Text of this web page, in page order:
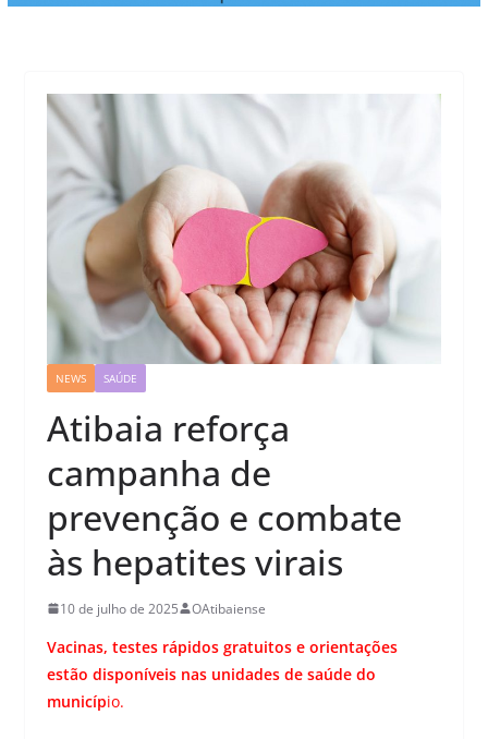
NEWS SAÚDE
Atibaia reforça
campanha de
prevenção e combate
às hepatites virais
10 de julho de 2025 OAtibaiense
Vacinas, testes rápidos gratuitos e orientações
estão disponíveis nas unidades de saúde do
município.